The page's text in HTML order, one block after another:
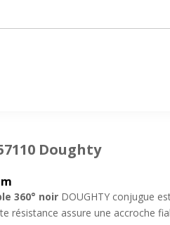
Doughty
360° noir DOUGHTY conjugue
résistance assure une accroche